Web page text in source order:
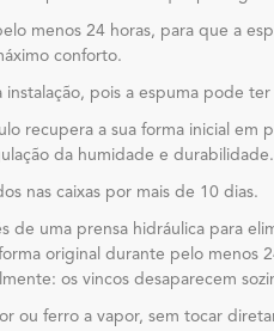
menos 24 horas, para que a
conforto.
instalação, pois a espuma pode
recupera a sua forma inicial
da humidade e durabilidade.
nas caixas por mais de 10 dias.
uma prensa hidráulica para
original durante pelo menos
os vincos desaparecem
ou ferro a vapor, sem tocar